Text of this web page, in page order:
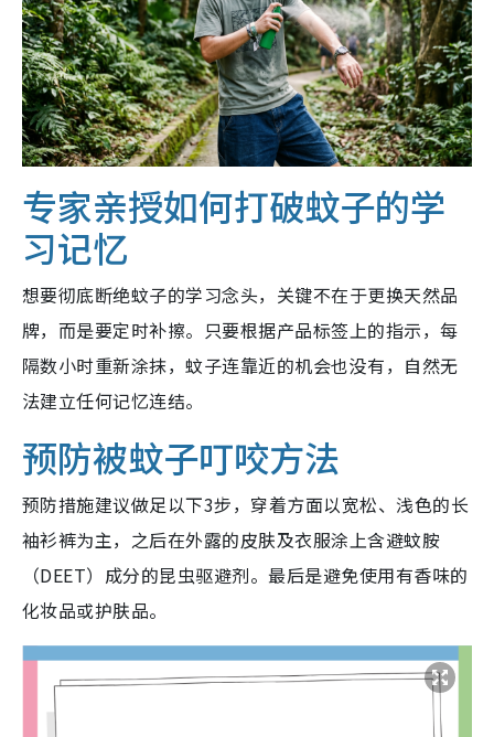
专家亲授如何打破蚊子的学
习记忆
想要彻底断绝蚊子的学习念头，关键不在于更换天然品
牌，而是要定时补擦。只要根据产品标签上的指示，每
隔数小时重新涂抹，蚊子连靠近的机会也没有，自然无
法建立任何记忆连结。
预防被蚊子叮咬方法
预防措施建议做足以下3步，穿着方面以宽松、浅色的长
袖衫裤为主，之后在外露的皮肤及衣服涂上含避蚊胺
（DEET）成分的昆虫驱避剂。最后是避免使用有香味的
化妆品或护肤品。